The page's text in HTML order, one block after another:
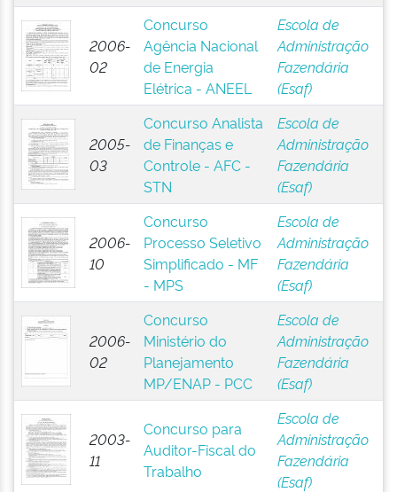
2006-
02
Concurso
Agência Nacional
de Energia
Elétrica - ANEEL
Escola de
Administração
Fazendária
(Esaf)
2005-
03
Concurso Analista
de Finanças e
Controle - AFC -
STN
Escola de
Administração
Fazendária
(Esaf)
2006-
10
Concurso
Processo Seletivo
Simplificado - MF
- MPS
Escola de
Administração
Fazendária
(Esaf)
2006-
02
Concurso
Ministério do
Planejamento
MP/ENAP - PCC
Escola de
Administração
Fazendária
(Esaf)
2003-
11
Concurso para
Auditor-Fiscal do
Trabalho
Escola de
Administração
Fazendária
(Esaf)